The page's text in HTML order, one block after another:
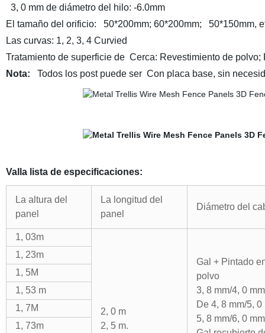
3, 0 mm de diámetro del hilo: -6.0mm
El tamaño del orificio: 50*200mm; 60*200mm; 50*150mm,
Las curvas: 1, 2, 3, 4 Curvied
Tratamiento de superficie de Cerca: Revestimiento de
Nota:
Todos los post puede ser Con placa base, sin
Valla lista de especificaciones:
La altura del
panel
La longitud del
panel
Diámetro del
1, 03m
2, 0 m
2, 5 m.
Gal + Pintado
polvo
3, 8 mm/4, 0 mm
De 4, 8 mm/5, 0
5, 8 mm/6, 0 mm
1, 23m
1, 5M
1, 53 m
1, 7M
1, 73m